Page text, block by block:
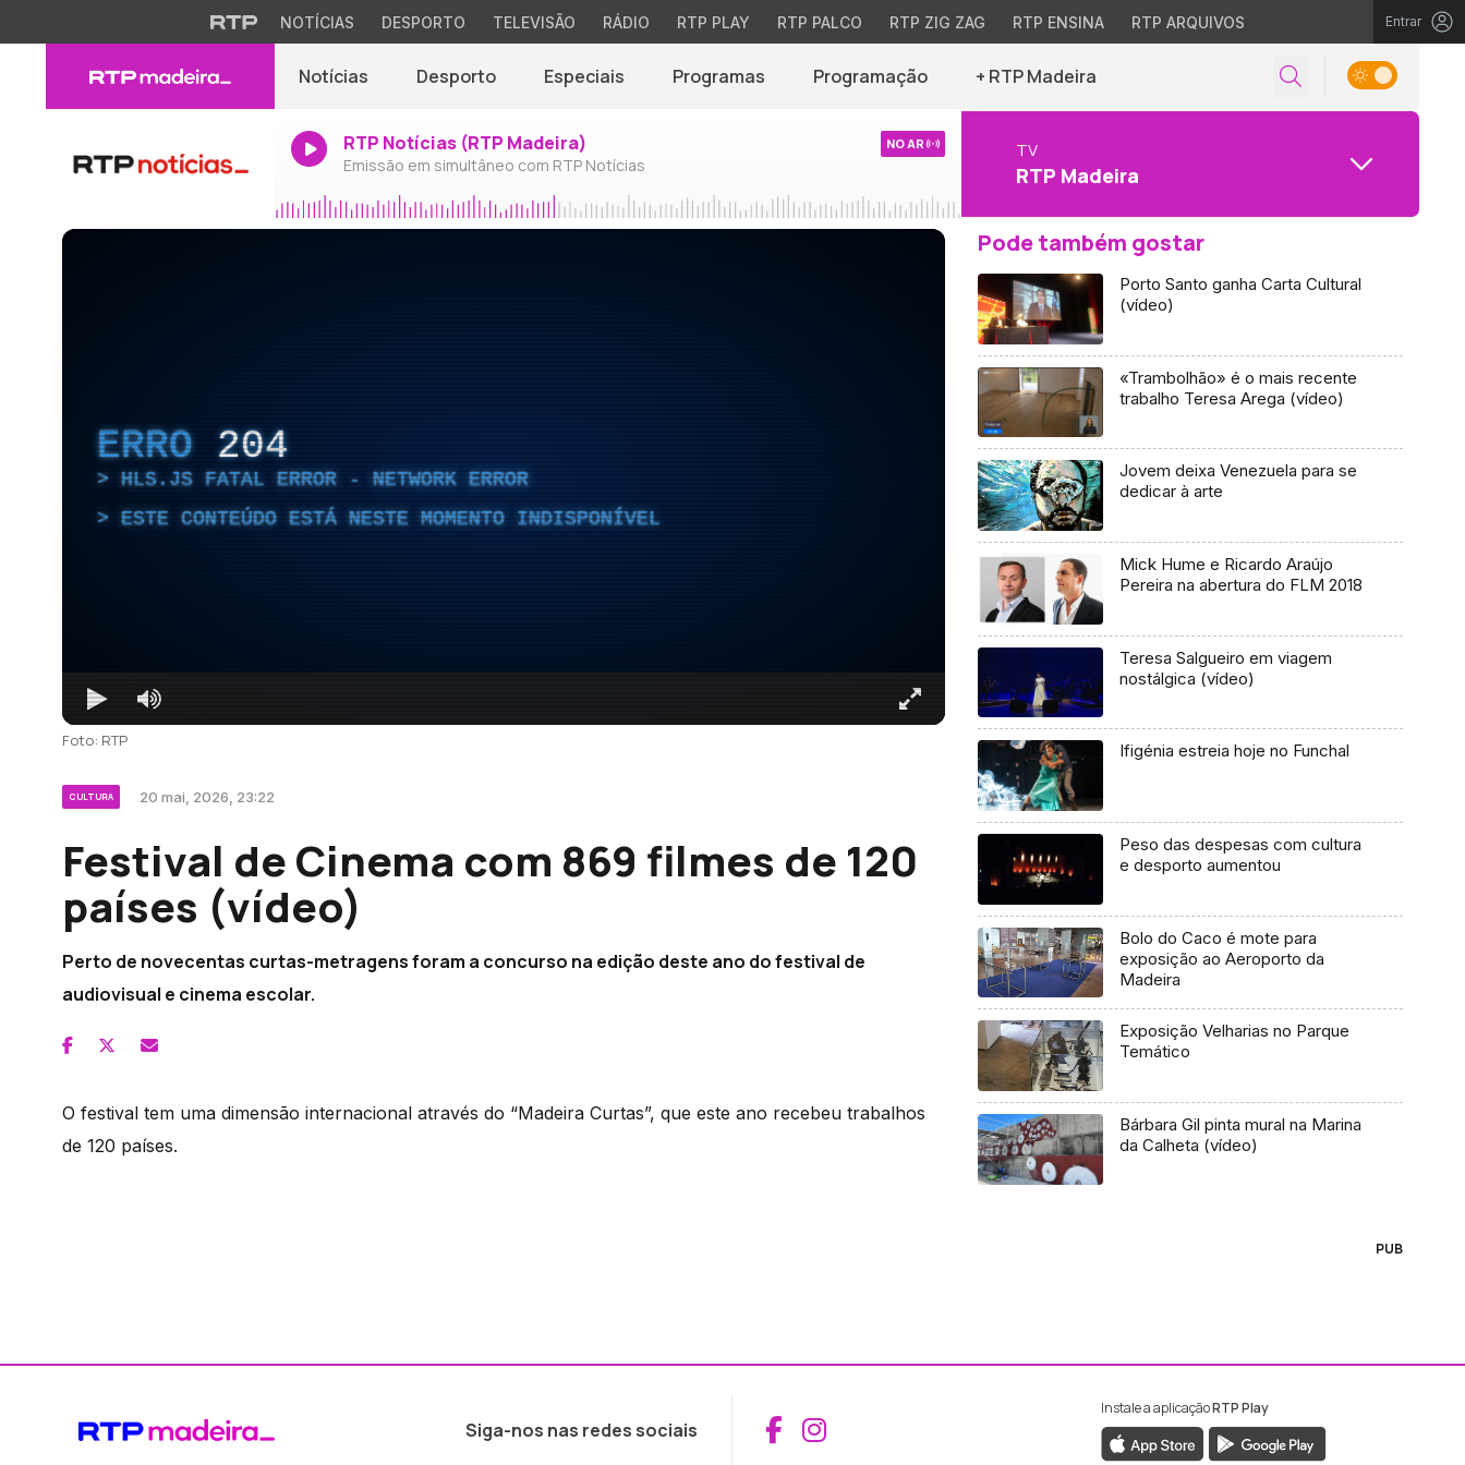
NOTÍCIAS DESPORTO TELEVISÃO RÁDIO RTP PLAY RTP PALCO RTP ZIG ZAG RTP ENSINA RTP ARQUIVOS Entrar
Notícias Desporto Especiais Programas Programação + RTP Madeira
RTP Notícias (RTP Madeira)
Emissão em simultâneo com RTP Notícias
NO AR TV
RTP Madeira
ERRO 204
HLS.JS FATAL ERROR - NETWORK ERROR
ESTE CONTEÚDO ESTÁ NESTE MOMENTO INDISPONÍVEL
Foto: RTP
CULTURA 20 mai, 2026, 23:22
Festival de Cinema com 869 filmes de 120
países (vídeo)
Perto de novecentas curtas-metragens foram a concurso na edição deste ano do festival de
audiovisual e cinema escolar.
O festival tem uma dimensão internacional através do “Madeira Curtas”, que este ano recebeu trabalhos
de 120 países.
Pode também gostar
Porto Santo ganha Carta Cultural
(vídeo)
«Trambolhão» é o mais recente
trabalho Teresa Arega (vídeo)
Jovem deixa Venezuela para se
dedicar à arte
Mick Hume e Ricardo Araújo
Pereira na abertura do FLM 2018
Teresa Salgueiro em viagem
nostálgica (vídeo)
Ifigénia estreia hoje no Funchal
Peso das despesas com cultura
e desporto aumentou
Bolo do Caco é mote para
exposição ao Aeroporto da
Madeira
Exposição Velharias no Parque
Temático
Bárbara Gil pinta mural na Marina
da Calheta (vídeo)
PUB
Siga-nos nas redes sociais Aceder ao Facebook da RTP Madeira
Aceder ao Instagram da RTP Madeira
Instale a aplicaçãoRTP Play